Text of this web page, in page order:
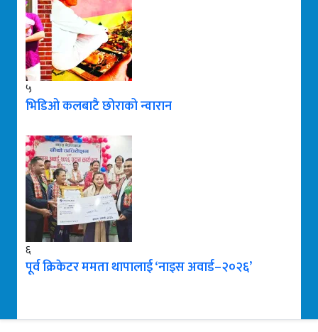
५
भिडिओ कलबाटै छोराको न्वारान
६
पूर्व क्रिकेटर ममता थापालाई ‘नाइस अवार्ड–२०२६’